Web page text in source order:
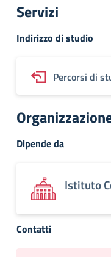
Servizi
Indirizzo di studio
Percorsi di
Dipende da
Istituto
Contatti